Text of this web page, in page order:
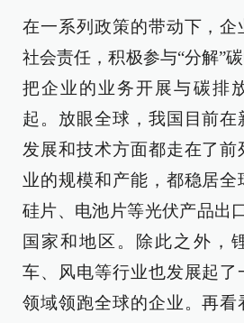
在一系列政策的带动下，企
社会责任，积极参与“分解”
把企业的业务开展与碳排
起。放眼全球，我国目前在
发展和技术方面都走在了
业的规模和产能，都稳居全
硅片、电池片等光伏产品出
国家和地区。除此之外，
车、风电等行业也发展起了
领域领跑全球的企业。再看